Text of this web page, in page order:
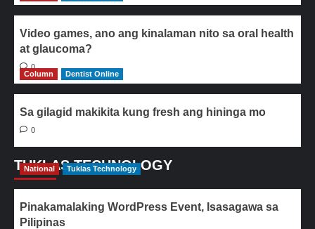
Video games, ano ang kinalaman nito sa oral health
at glaucoma?
0
Column
Dentist Online
Sa gilagid makikita kung fresh ang hininga mo
0
TUKLAS TECHNOLOGY
National Tuklas Technology
Pinakamalaking WordPress Event, Isasagawa sa
Pilipinas